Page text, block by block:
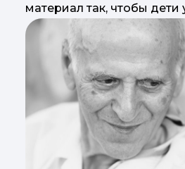
материал так, чтобы дети